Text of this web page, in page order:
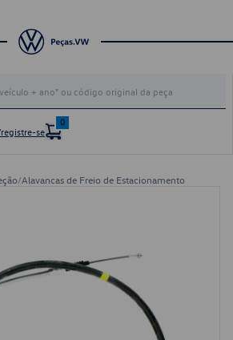
se
0
/Alavancas de Freio de Estacionamento